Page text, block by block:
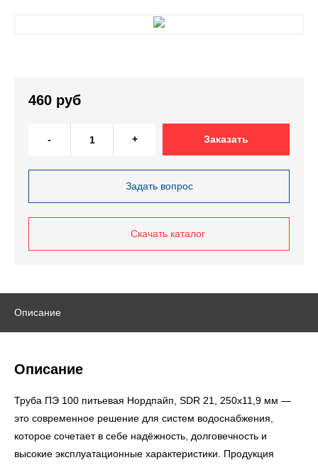
460 руб
- + Заказать
Задать вопрос
Скачать каталог
Описание
Описание
Труба ПЭ 100 питьевая Нордпайп, SDR 21, 250х11,9 мм —
это современное решение для систем водоснабжения,
которое сочетает в себе надёжность, долговечность и
высокие эксплуатационные характеристики. Продукция